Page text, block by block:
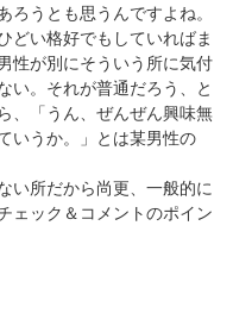
ろうとも思うんですよね。
どい格好でもしていればま
が別にそういう所に気付
い。それが普通だろう、と
、「うん、ぜんぜん興味無
いうか。」とは某男性の
い所だから尚更、一般的に
ェック＆コメントのポイン